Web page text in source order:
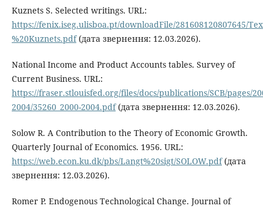
Kuznets S. Selected writings. URL:
https://fenix.iseg.ulisboa.pt/downloadFile/281608120807645/
%20Kuznets.pdf(дата звернення: 12.03.2026).
National Income and Product Accounts tables. Survey of
Current Business. URL:
https://fraser.stlouisfed.org/files/docs/publications/SCB/pages/
2004/35260_2000-2004.pdf(дата звернення: 12.03.2026).
Solow R. A Contribution to the Theory of Economic Growth.
Quarterly Journal of Economics. 1956. URL:
https://web.econ.ku.dk/pbs/Langt%20sigt/SOLOW.pdf(дата
звернення: 12.03.2026).
Romer P. Endogenous Technological Change. Journal of